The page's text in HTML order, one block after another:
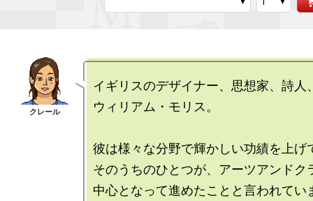
イギリスのデザイナー、思想家、詩人
ウィリアム・モリス。
彼は様々な分野で輝かしい功績を上げ
そのうちのひとつが、アーツアンドク